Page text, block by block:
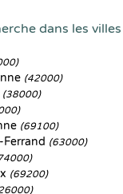
dans les
(42000)
(38000)
(69100)
(63000)
(69200)